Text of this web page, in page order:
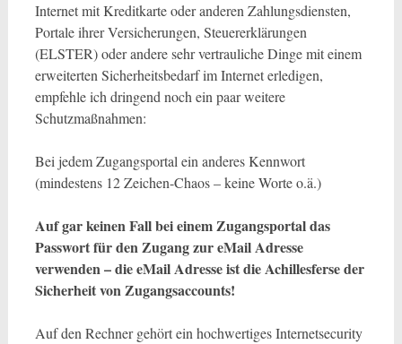
Internet mit Kreditkarte oder anderen Zahlungsdiensten,
Portale ihrer Versicherungen, Steuererklärungen
(ELSTER) oder andere sehr vertrauliche Dinge mit einem
erweiterten Sicherheitsbedarf im Internet erledigen,
empfehle ich dringend noch ein paar weitere
Schutzmaßnahmen:
Bei jedem Zugangsportal ein anderes Kennwort
(mindestens 12 Zeichen-Chaos – keine Worte o.ä.)
Auf gar keinen Fall bei einem Zugangsportal das
Passwort für den Zugang zur eMail Adresse
verwenden – die eMail Adresse ist die Achillesferse der
Sicherheit von Zugangsaccounts!
Auf den Rechner gehört ein hochwertiges Internetsecurity